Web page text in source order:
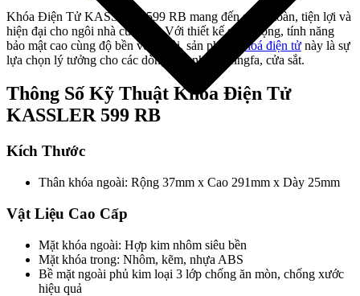
Khóa Điện Tử KASSLER 599 RB mang đến sự an toàn, tiện lợi và
hiện đại cho ngôi nhà của bạn. Với thiết kế sang trọng, tính năng
bảo mật cao cùng độ bền vượt trội, sản phẩm
khoá điện tử này là sự
lựa chọn lý tưởng cho các dòng cửa nhôm Xingfa, cửa sắt.
Thông Số Kỹ Thuật Khóa Điện Tử
KASSLER 599 RB
Kích Thước
Thân khóa ngoài: Rộng 37mm x Cao 291mm x Dày 25mm
Vật Liệu Cao Cấp
Mặt khóa ngoài: Hợp kim nhôm siêu bền
Mặt khóa trong: Nhôm, kẽm, nhựa ABS
Bề mặt ngoài phủ kim loại 3 lớp chống ăn mòn, chống xước
hiệu quả